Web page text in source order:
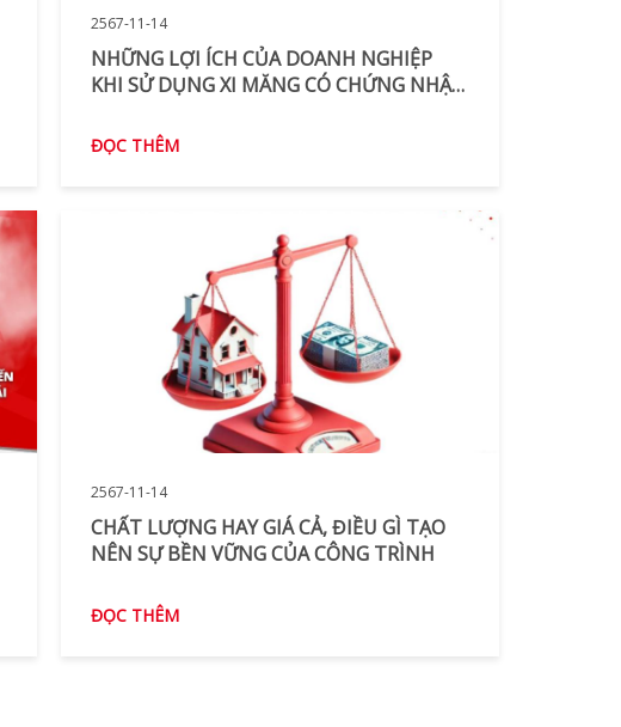
2567-11-14
NHỮNG LỢI ÍCH CỦA DOANH NGHIỆP
KHI SỬ DỤNG XI MĂNG CÓ CHỨNG NHẬN
ĐỌC THÊM
2567-11-14
CHẤT LƯỢNG HAY GIÁ CẢ, ĐIỀU GÌ TẠO
NÊN SỰ BỀN VỮNG CỦA CÔNG TRÌNH
ĐỌC THÊM